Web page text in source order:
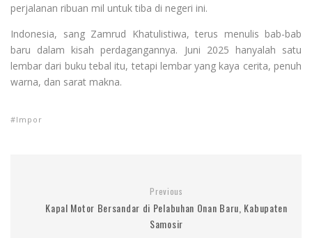
perjalanan ribuan mil untuk tiba di negeri ini.
Indonesia, sang Zamrud Khatulistiwa, terus menulis bab-bab
baru dalam kisah perdagangannya. Juni 2025 hanyalah satu
lembar dari buku tebal itu, tetapi lembar yang kaya cerita, penuh
warna, dan sarat makna.
Impor
Previous
Kapal Motor Bersandar di Pelabuhan Onan Baru, Kabupaten
Samosir